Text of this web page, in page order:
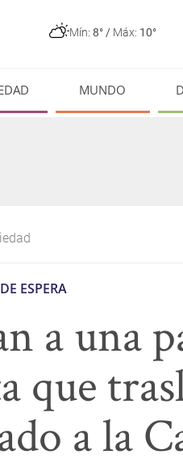
Mín: 8° / Máx: 10°
MUNDO
ESPERA
a una
que
a la